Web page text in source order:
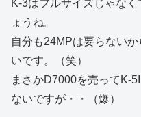
K-3はフルサイズじゃな
ょうね。
自分も24MPは要らない
いです。（笑）
まさかD7000を売ってK-
ないですが・・（爆）